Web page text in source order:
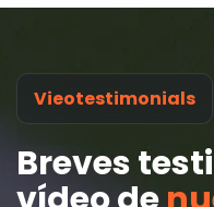
Vieotestimonials
Breves